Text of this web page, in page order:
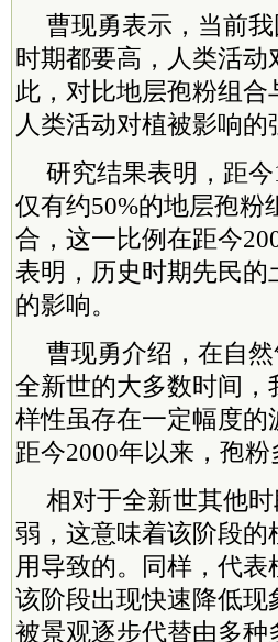
曹现勇表示，当前
时期都要高，人类活
此，对比地层孢粉组
人类活动对植被影响的
研究结果表明，距
仅有约50%的地层孢粉
合，这一比例在距今
表明，历史时期先民
的影响。
曹现勇介绍，在自
全新世的大多数时间
样性虽存在一定幅度
距今2000年以来，孢粉
相对于全新世其他
弱，这意味着该阶段
用导致的。同样，代
该阶段出现快速降低
被景观逐步代替由多